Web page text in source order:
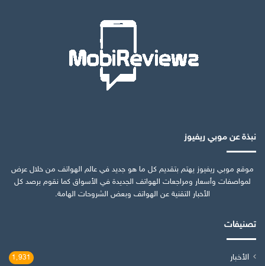
نبذة عن موبي ريفيوز
موقع موبي ريفيوز يهتم بتقديم كل ما هو جديد في عالم الهواتف من خلال عرض
لمواصفات وأسعار ومراجعات الهواتف الجديدة في الأسواق كما نقوم برصد كل
الأخبار التقنية عن الهواتف وبعض الشروحات الهامة.
تصنيفات
الأخبار 1٬931